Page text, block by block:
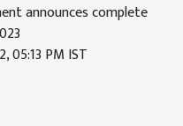
announces complete
05:13 PM IST